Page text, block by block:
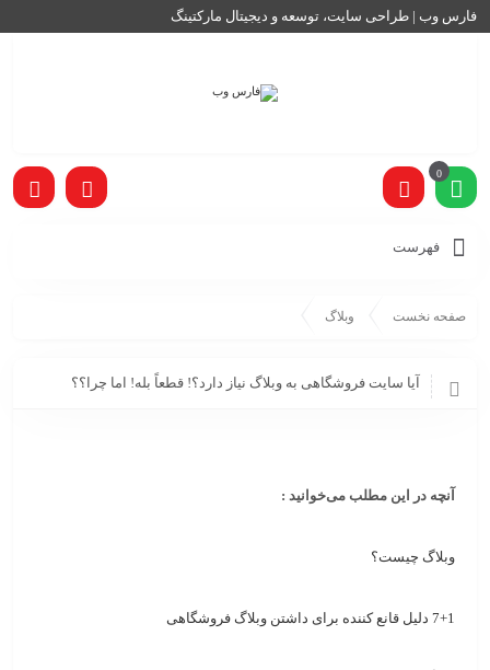
فارس وب | طراحی سایت، توسعه و دیجیتال مارکتینگ
0
فهرست
صفحه نخست وبلاگ
آیا سایت فروشگاهی به وبلاگ نیاز دارد؟! قطعاً بله! اما چرا؟؟
آنچه در این مطلب می‌خوانید :
وبلاگ چیست؟
7+1 دلیل قانع کننده برای داشتن وبلاگ فروشگاهی